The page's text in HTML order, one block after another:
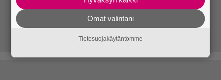
Omat valintani
Tietosuojakäytäntömme